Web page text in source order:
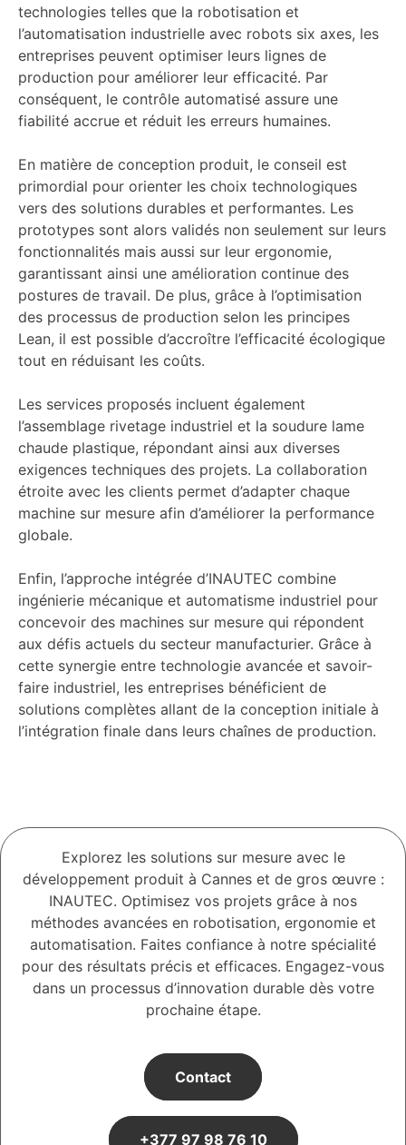
technologies telles que la robotisation et
l’automatisation industrielle avec robots six axes, les
entreprises peuvent optimiser leurs lignes de
production pour améliorer leur efficacité. Par
conséquent, le contrôle automatisé assure une
fiabilité accrue et réduit les erreurs humaines.
En matière de conception produit, le conseil est
primordial pour orienter les choix technologiques
vers des solutions durables et performantes. Les
prototypes sont alors validés non seulement sur leurs
fonctionnalités mais aussi sur leur ergonomie,
garantissant ainsi une amélioration continue des
postures de travail. De plus, grâce à l’optimisation
des processus de production selon les principes
Lean, il est possible d’accroître l’efficacité écologique
tout en réduisant les coûts.
Les services proposés incluent également
l’assemblage rivetage industriel et la soudure lame
chaude plastique, répondant ainsi aux diverses
exigences techniques des projets. La collaboration
étroite avec les clients permet d’adapter chaque
machine sur mesure afin d’améliorer la performance
globale.
Enfin, l’approche intégrée d’INAUTEC combine
ingénierie mécanique et automatisme industriel pour
concevoir des machines sur mesure qui répondent
aux défis actuels du secteur manufacturier. Grâce à
cette synergie entre technologie avancée et savoir-
faire industriel, les entreprises bénéficient de
solutions complètes allant de la conception initiale à
l’intégration finale dans leurs chaînes de production.
Explorez les solutions sur mesure avec le
développement produit à Cannes et de gros œuvre :
INAUTEC. Optimisez vos projets grâce à nos
méthodes avancées en robotisation, ergonomie et
automatisation. Faites confiance à notre spécialité
pour des résultats précis et efficaces. Engagez-vous
dans un processus d’innovation durable dès votre
prochaine étape.
Contact
+377 97 98 76 10